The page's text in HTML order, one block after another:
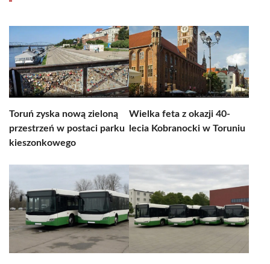
Toruń zyska nową zieloną
przestrzeń w postaci parku
kieszonkowego
Wielka feta z okazji 40-
lecia Kobranocki w Toruniu